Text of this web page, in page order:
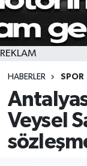
REKLAM
HABERLER SPOR
Veysel